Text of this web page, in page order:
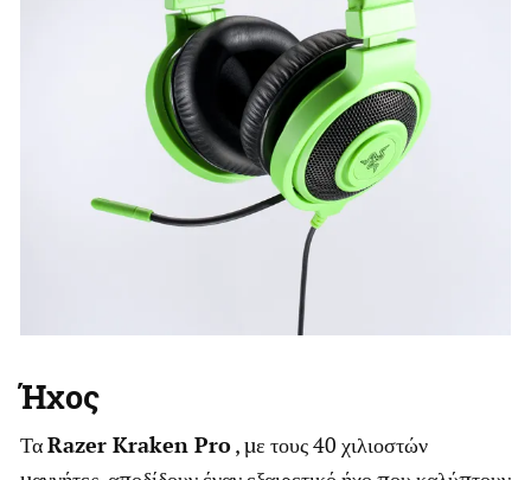
Ήχος
ΤαRazer Kraken Pro, με τους 40 χιλιοστών